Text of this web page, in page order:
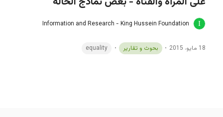
Information and Research - King Hussein Foundation
18 مايو، 2015 بحوث و تقارير equality